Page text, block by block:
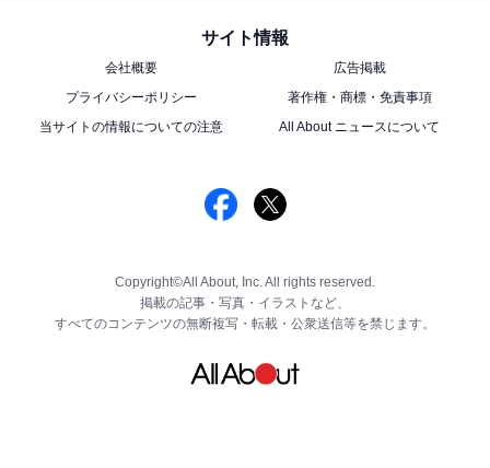
サイト情報
会社概要
広告掲載
プライバシーポリシー
著作権・商標・免責事項
当サイトの情報についての注意
All About ニュースについて
Copyright©All About, Inc. All rights reserved.
掲載の記事・写真・イラストなど、
すべてのコンテンツの無断複写・転載・公衆送信等を禁じます。